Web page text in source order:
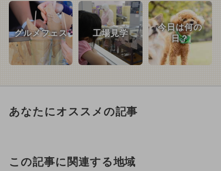
グルメフェス 工場見学
今日は何の
日？
あなたにオススメの記事
この記事に関連する地域